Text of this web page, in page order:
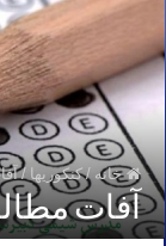
خانه / کنکوریها /
آفات